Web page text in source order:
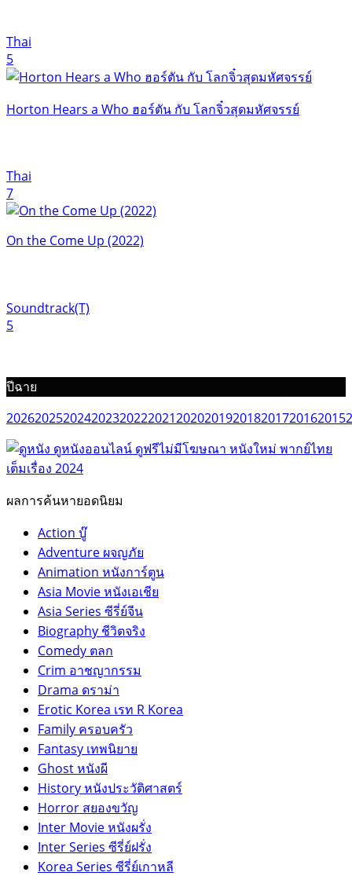
Thai
5
Horton Hears a Who ฮอร์ตัน กับ โลกจิ๋วสุดมหัศจรรย์
Thai
7
On the Come Up (2022)
Soundtrack(T)
5
ปีฉาย
202620252024202320222021202020192018201720162015
ผลการค้นหายอดนิยม
Action บู๊
Adventure ผจญภัย
Animation หนังการ์ตูน
Asia Movie หนังเอเชีย
Asia Series ซีรี่ย์จีน
Biography ชีวิตจริง
Comedy ตลก
Crim อาชญากรรม
Drama ดราม่า
Erotic Korea เรท R Korea
Family ครอบครัว
Fantasy เทพนิยาย
Ghost หนังผี
History หนังประวัติศาสตร์
Horror สยองขวัญ
Inter Movie หนังผรั่ง
Inter Series ซีรี่ย์ฝรั่ง
Korea Series ซีรี่ย์เกาหลี